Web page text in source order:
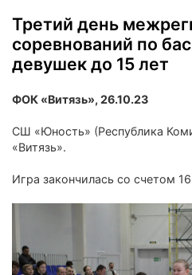
Третий день
соревнований по
девушек до 15 лет
ФОК «Витязь», 26.10.23
СШ «Юность» (Республика
«Витязь».
Игра закончилась со счетом